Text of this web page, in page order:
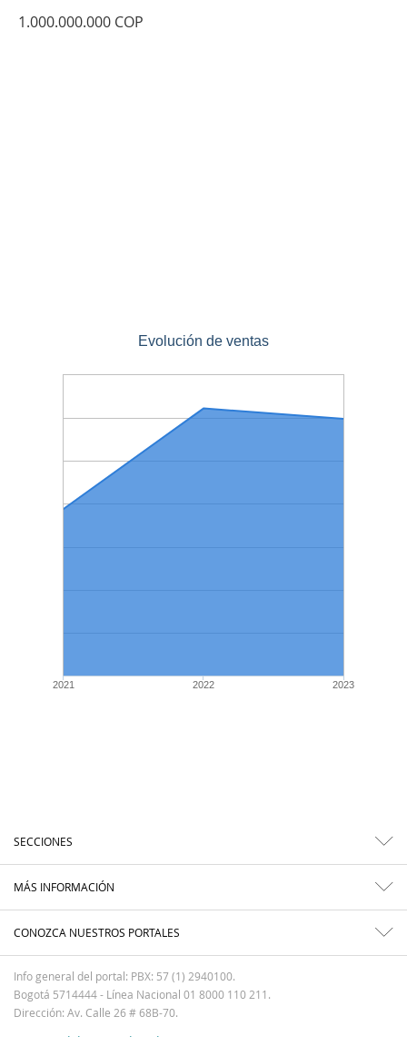
1.000.000.000 COP
Evolución de ventas
2021 2022 2023
SECCIONES
MÁS INFORMACIÓN
CONOZCA NUESTROS PORTALES
Info general del portal: PBX: 57 (1) 2940100.
Bogotá 5714444 - Línea Nacional 01 8000 110 211.
Dirección: Av. Calle 26 # 68B-70.